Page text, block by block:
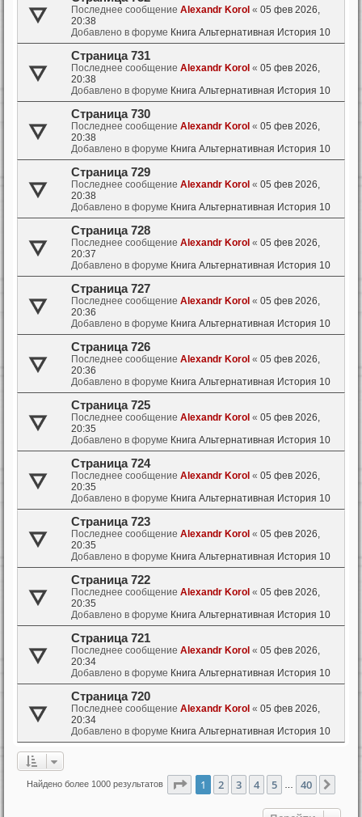
Последнее сообщение Alexandr Korol « 05 фев 2026,
20:38
Добавлено в форуме Книга Альтернативная История 10
Страница 731
Последнее сообщение Alexandr Korol « 05 фев 2026,
20:38
Добавлено в форуме Книга Альтернативная История 10
Страница 730
Последнее сообщение Alexandr Korol « 05 фев 2026,
20:38
Добавлено в форуме Книга Альтернативная История 10
Страница 729
Последнее сообщение Alexandr Korol « 05 фев 2026,
20:38
Добавлено в форуме Книга Альтернативная История 10
Страница 728
Последнее сообщение Alexandr Korol « 05 фев 2026,
20:37
Добавлено в форуме Книга Альтернативная История 10
Страница 727
Последнее сообщение Alexandr Korol « 05 фев 2026,
20:36
Добавлено в форуме Книга Альтернативная История 10
Страница 726
Последнее сообщение Alexandr Korol « 05 фев 2026,
20:36
Добавлено в форуме Книга Альтернативная История 10
Страница 725
Последнее сообщение Alexandr Korol « 05 фев 2026,
20:35
Добавлено в форуме Книга Альтернативная История 10
Страница 724
Последнее сообщение Alexandr Korol « 05 фев 2026,
20:35
Добавлено в форуме Книга Альтернативная История 10
Страница 723
Последнее сообщение Alexandr Korol « 05 фев 2026,
20:35
Добавлено в форуме Книга Альтернативная История 10
Страница 722
Последнее сообщение Alexandr Korol « 05 фев 2026,
20:35
Добавлено в форуме Книга Альтернативная История 10
Страница 721
Последнее сообщение Alexandr Korol « 05 фев 2026,
20:34
Добавлено в форуме Книга Альтернативная История 10
Страница 720
Последнее сообщение Alexandr Korol « 05 фев 2026,
20:34
Добавлено в форуме Книга Альтернативная История 10
Найдено более 1000 результатов Страница из 40
1 2 3 4 5 40